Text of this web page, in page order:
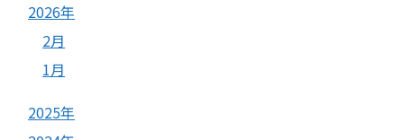
2026年
2月
1月
2025年